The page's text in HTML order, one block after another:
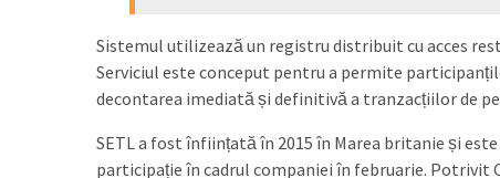
Sistemul utilizează un registru distribuit cu acces
Serviciul este conceput pentru a permite
decontarea imediată și definitivă a tranzacțiilor de pe
SETL a fost înființată în 2015 în Marea britanie și
participație în cadrul companiei în februarie. Potrivit